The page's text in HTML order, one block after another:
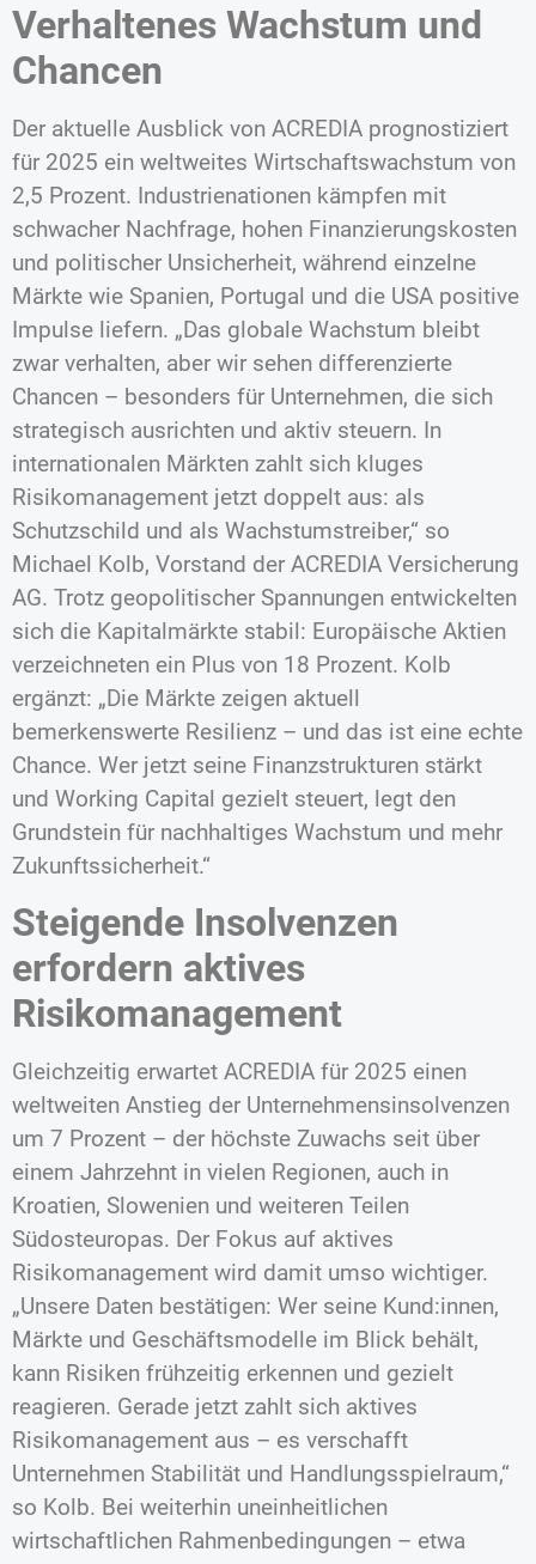
Verhaltenes Wachstum und
Chancen
Der aktuelle Ausblick von ACREDIA prognostiziert
für 2025 ein weltweites Wirtschaftswachstum von
2,5 Prozent. Industrienationen kämpfen mit
schwacher Nachfrage, hohen Finanzierungskosten
und politischer Unsicherheit, während einzelne
Märkte wie Spanien, Portugal und die USA positive
Impulse liefern. „Das globale Wachstum bleibt
zwar verhalten, aber wir sehen differenzierte
Chancen – besonders für Unternehmen, die sich
strategisch ausrichten und aktiv steuern. In
internationalen Märkten zahlt sich kluges
Risikomanagement jetzt doppelt aus: als
Schutzschild und als Wachstumstreiber,“ so
Michael Kolb, Vorstand der ACREDIA Versicherung
AG. Trotz geopolitischer Spannungen entwickelten
sich die Kapitalmärkte stabil: Europäische Aktien
verzeichneten ein Plus von 18 Prozent. Kolb
ergänzt: „Die Märkte zeigen aktuell
bemerkenswerte Resilienz – und das ist eine echte
Chance. Wer jetzt seine Finanzstrukturen stärkt
und Working Capital gezielt steuert, legt den
Grundstein für nachhaltiges Wachstum und mehr
Zukunftssicherheit.“
Steigende Insolvenzen
erfordern aktives
Risikomanagement
Gleichzeitig erwartet ACREDIA für 2025 einen
weltweiten Anstieg der Unternehmensinsolvenzen
um 7 Prozent – der höchste Zuwachs seit über
einem Jahrzehnt in vielen Regionen, auch in
Kroatien, Slowenien und weiteren Teilen
Südosteuropas. Der Fokus auf aktives
Risikomanagement wird damit umso wichtiger.
„Unsere Daten bestätigen: Wer seine Kund:innen,
Märkte und Geschäftsmodelle im Blick behält,
kann Risiken frühzeitig erkennen und gezielt
reagieren. Gerade jetzt zahlt sich aktives
Risikomanagement aus – es verschafft
Unternehmen Stabilität und Handlungsspielraum,“
so Kolb. Bei weiterhin uneinheitlichen
wirtschaftlichen Rahmenbedingungen – etwa